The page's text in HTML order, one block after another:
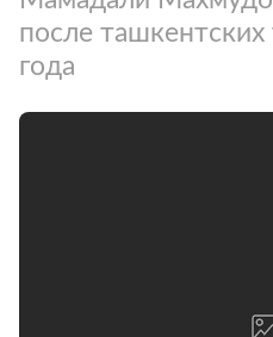
после ташкентских
года